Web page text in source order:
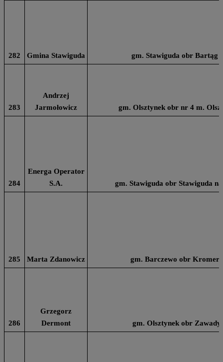
282 Gmina Stawiguda gm. Stawiguda obr Bartąg
283
Andrzej
Jarmołowicz
gm. Olsztynek obr nr 4 m.
284
Energa Operator
S.A.
gm. Stawiguda obr Stawiguda
285 Marta Zdanowicz gm. Barczewo obr
286
Grzegorz
Dermont
gm. Olsztynek obr Zawady